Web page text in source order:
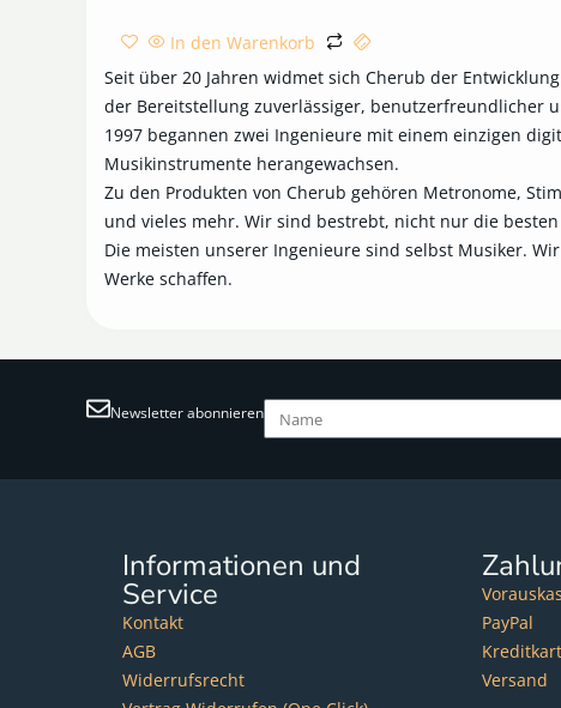
In den Warenkorb
Seit über 20 Jahren widmet sich Cherub der
der Bereitstellung zuverlässiger, benutzerfreundlicher
1997 begannen zwei Ingenieure mit einem einzigen
Musikinstrumente herangewachsen.
Zu den Produkten von Cherub gehören Metronome,
und vieles mehr. Wir sind bestrebt, nicht nur die
Die meisten unserer Ingenieure sind selbst Musiker.
Werke schaffen.
Newsletter abonnieren
Informationen und
Service
Kontakt
AGB
Widerrufsrecht
PayPal
Versand